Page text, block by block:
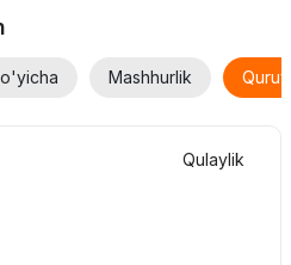
Mashhurlik
Qulaylik